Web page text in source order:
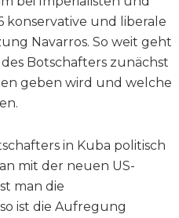
konservative und liberale
Navarros. So weit geht
Botschafters zunächst
geben wird und welche
in Kuba politisch
mit der neuen US-
man die
ist die Aufregung